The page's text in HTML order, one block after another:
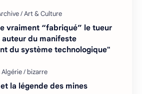
vraiment “fabriqué” le tueur
auteur du manifeste
du système technologique"
la légende des mines